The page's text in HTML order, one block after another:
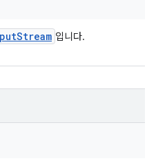
Stream 입니다.